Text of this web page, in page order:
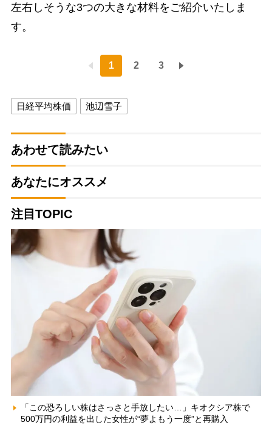
左右しそうな3つの大きな材料をご紹介いたしま
す。
1 2 3
日経平均株価 池辺雪子
あわせて読みたい
あなたにオススメ
注目TOPIC
「この恐ろしい株はさっさと手放したい…」キオクシア株で
500万円の利益を出した女性が“夢よもう一度”と再購入